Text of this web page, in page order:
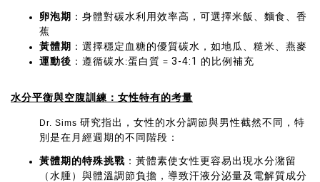
卵泡期 ：身體對碳水利用效率高，可選擇米飯、麵食、香
蕉
黃體期 ：選擇穩定血糖的優質碳水，如地瓜、糙米、燕麥
運動後 ：遵循碳水 :蛋白質 = 3-4:1 的比例補充
水分平衡與空腹訓練：女性特有的考量
Dr. Sims 研究指出，女性的水分調節與男性截然不同，特
別是在月經週期的不同階段：
黃體期的特殊挑戰 ：黃體素使女性更容易出現水分潴留
（水腫）與體溫調節負擔，導致汗液分泌量及電解質成分